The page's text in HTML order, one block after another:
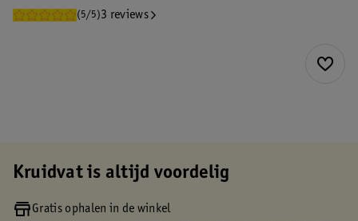
(5/5)3 reviews
Kruidvat is altijd voordelig
Gratis ophalen in de winkel